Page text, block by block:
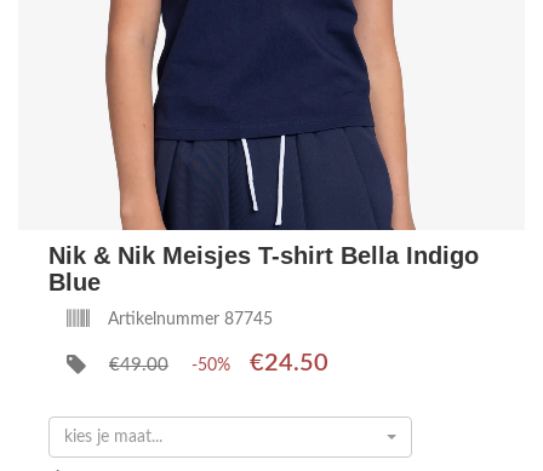
Nik & Nik Meisjes T-shirt Bella Indigo
Blue
Artikelnummer 87745
€49.00 -50% €24.50
kies je maat...